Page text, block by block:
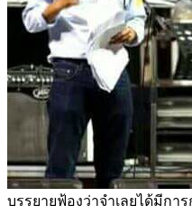
บรรยายฟ้องว่าจำเลยได้มีกา